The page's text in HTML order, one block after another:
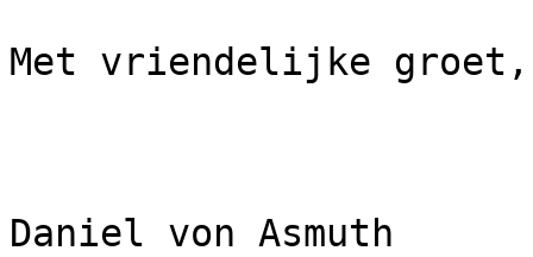
Met vriendelijke groet,
Daniel von Asmuth